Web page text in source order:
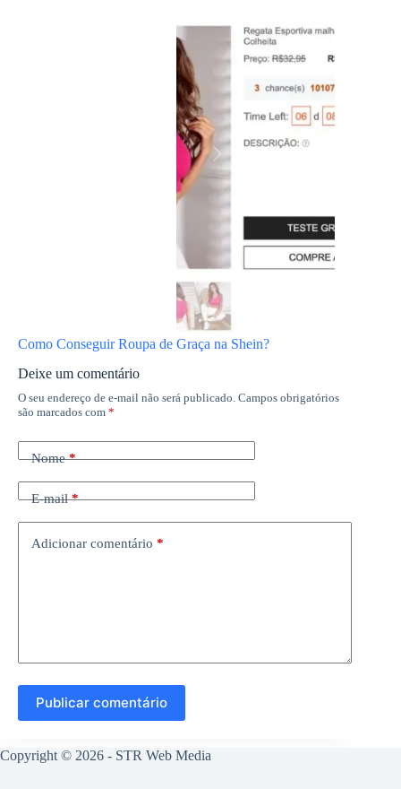
Como Conseguir Roupa de Graça na Shein?
Deixe um comentário
O seu endereço de e-mail não será publicado. Campos obrigatórios
são marcados com *
Nome*
E-mail*
Adicionar comentário *
Publicar comentário
Copyright © 2026 - STR Web Media